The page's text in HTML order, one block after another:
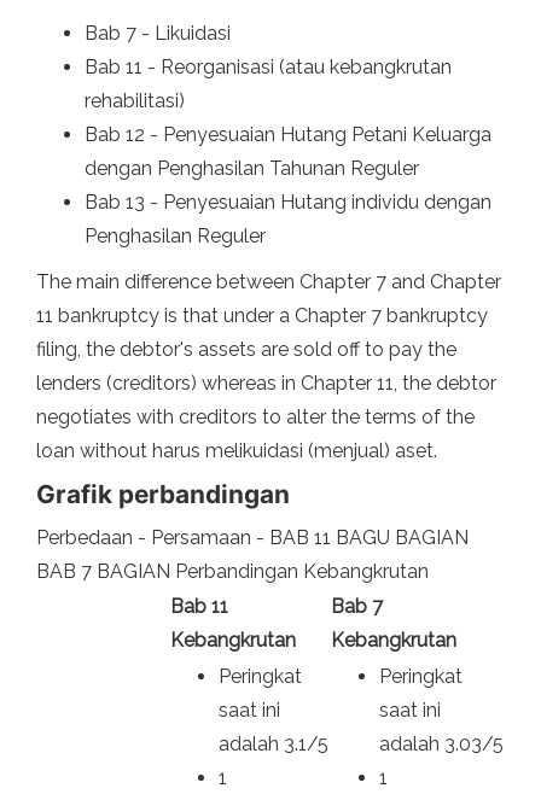
Bab 7 - Likuidasi
Bab 11 - Reorganisasi (atau kebangkrutan
rehabilitasi)
Bab 12 - Penyesuaian Hutang Petani Keluarga
dengan Penghasilan Tahunan Reguler
Bab 13 - Penyesuaian Hutang individu dengan
Penghasilan Reguler
The main difference between Chapter 7 and Chapter
11 bankruptcy is that under a Chapter 7 bankruptcy
filing, the debtor's assets are sold off to pay the
lenders (creditors) whereas in Chapter 11, the debtor
negotiates with creditors to alter the terms of the
loan without harus melikuidasi (menjual) aset.
Grafik perbandingan
Perbedaan - Persamaan - BAB 11 BAGU BAGIAN
BAB 7 BAGIAN Perbandingan Kebangkrutan
Bab 11
Kebangkrutan
Bab 7
Kebangkrutan
Peringkat
saat ini
adalah 3.1/5
1
Peringkat
saat ini
adalah 3.03/5
1